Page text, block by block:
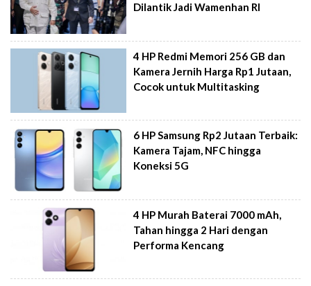
Dilantik Jadi Wamenhan RI
4 HP Redmi Memori 256 GB dan
Kamera Jernih Harga Rp1 Jutaan,
Cocok untuk Multitasking
6 HP Samsung Rp2 Jutaan Terbaik:
Kamera Tajam, NFC hingga
Koneksi 5G
4 HP Murah Baterai 7000 mAh,
Tahan hingga 2 Hari dengan
Performa Kencang